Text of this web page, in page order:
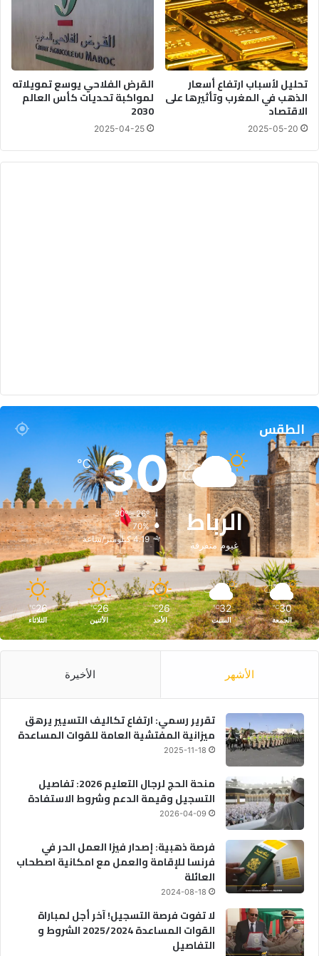
تحليل لأسباب ارتفاع أسعار
الذهب في المغرب وتأثيرها على
الاقتصاد
2025-05-20
القرض الفلاحي يوسع تمويلاته
لمواكبة تحديات كأس العالم
2030
2025-04-25
الطقس
الرباط
غيوم متفرقة
30
℃
30º - 26º
70%
4.19 كيلومتر/ساعة
30
℃
الجمعة
32
℃
السبت
26
℃
الأحد
26
℃
الأثنين
26
℃
الثلاثاء
الأشهر الأخيرة
تقرير رسمي: ارتفاع تكاليف التسيير يرهق
ميزانية المفتشية العامة للقوات المساعدة
2025-11-18
منحة الحج لرجال التعليم 2026: تفاصيل
التسجيل وقيمة الدعم وشروط الاستفادة
2026-04-09
فرصة ذهبية: إصدار فيزا العمل الحر في
فرنسا للإقامة والعمل مع امكانية اصطحاب
العائلة
2024-08-18
لا تفوت فرصة التسجيل! آخر أجل لمباراة
القوات المساعدة 2025/2024 الشروط و
التفاصيل